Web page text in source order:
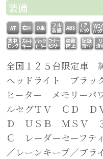
装備
全国１２５台限定車
ヘッドライト ブラッ
ヒーター メモリー
ルセグＴＶ ＣＤ Ｄ
Ｄ ＵＳＢ ＭＳＶ
Ｃ レーダーセーフテ
／レーンキープ／ブ